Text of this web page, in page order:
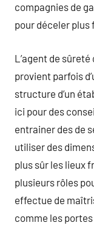
compagnies de
pour déceler
L’agent de
provient parfois
structure d’un
ici pour des
entrainer des de
utiliser des
plus sûr les lieux
plusieurs rôles
effectue de
comme les